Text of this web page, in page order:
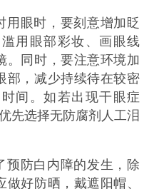
用眼时，要刻意增加眨
用眼部彩妆、画眼线
。同时，要注意环境加
部，减少持续待在较密
间。如若出现干眼症
先选择无防腐剂人工泪
预防白内障的发生，除
好防晒，戴遮阳帽、